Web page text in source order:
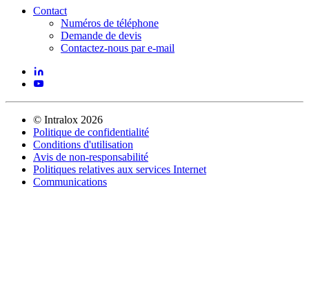
Contact
Numéros de téléphone
Demande de devis
Contactez-nous par e-mail
© Intralox 2026
Politique de confidentialité
Conditions d'utilisation
Avis de non-responsabilité
Politiques relatives aux services Internet
Communications